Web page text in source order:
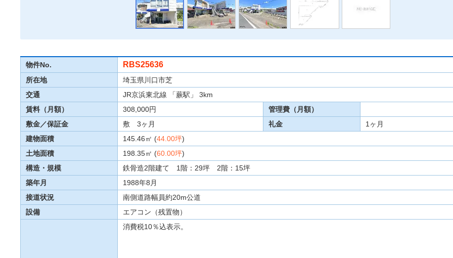
物件No. RBS25636
所在地
埼玉県川口市芝
交通
JR京浜東北線 「蕨駅」 3km
賃料（月額）
308,000円
管理費（月額）
敷金／保証金
敷 3ヶ月 礼金
1ヶ月
建物面積
145.46㎡ (44.00坪)
土地面積
198.35㎡ (60.00坪)
構造・規模
鉄骨造2階建て 1階：29坪 2階：15坪
築年月
1988年8月
接道状況
南側道路幅員約20m公道
設備
エアコン（残置物）
消費税10％込表示。